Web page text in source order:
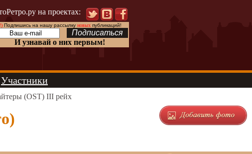
на проектах:
Подпишись на нашу рассылку новыхпубликаций!
И узнавай о них первым!
Участники
(OST) III рейх